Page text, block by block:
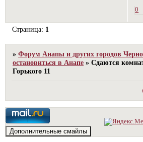
0
Страница: 1
»Форум Анапы и других городов
остановиться в Анапе »Сдаются
Горького 11